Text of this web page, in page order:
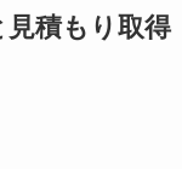
積もり取得